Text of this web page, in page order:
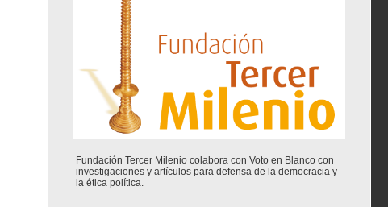
Fundación Tercer Milenio colabora con Voto en Blanco con
investigaciones y artículos para defensa de la democracia y
la ética política.